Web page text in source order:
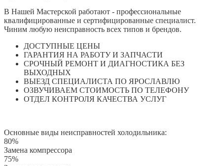
В Нашей Мастерской работают - профессиональные
квалифицированные и сертифицированные специалист.
Чиним любую неисправность всех типов и брендов.
ДОСТУПНЫЕ ЦЕНЫ
ГАРАНТИЯ НА РАБОТУ И ЗАПЧАСТИ
СРОЧНЫЙ РЕМОНТ И ДИАГНОСТИКА БЕЗ
ВЫХОДНЫХ
ВЫЕЗД СПЕЦИАЛИСТА ПО ЯРОСЛАВЛЮ
ОЗВУЧИВАЕМ СТОИМОСТЬ ПО ТЕЛЕФОНУ
ОТДЕЛ КОНТРОЛЯ КАЧЕСТВА УСЛУГ
Основные виды неисправностей холодильника:
80%
Замена компрессора
75%